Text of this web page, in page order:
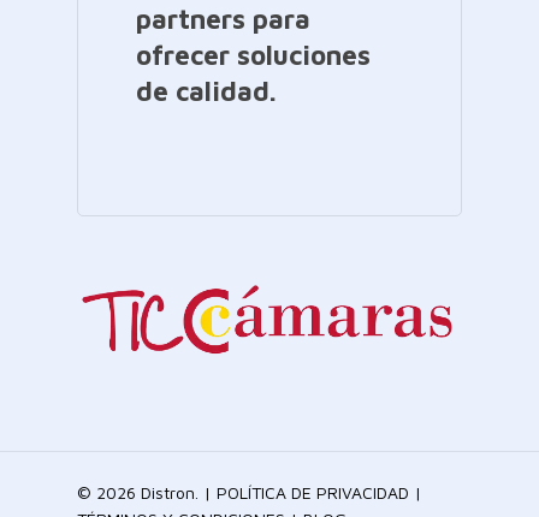
partners para
ofrecer soluciones
de calidad.
© 2026 Distron. | POLÍTICA DE PRIVACIDAD |